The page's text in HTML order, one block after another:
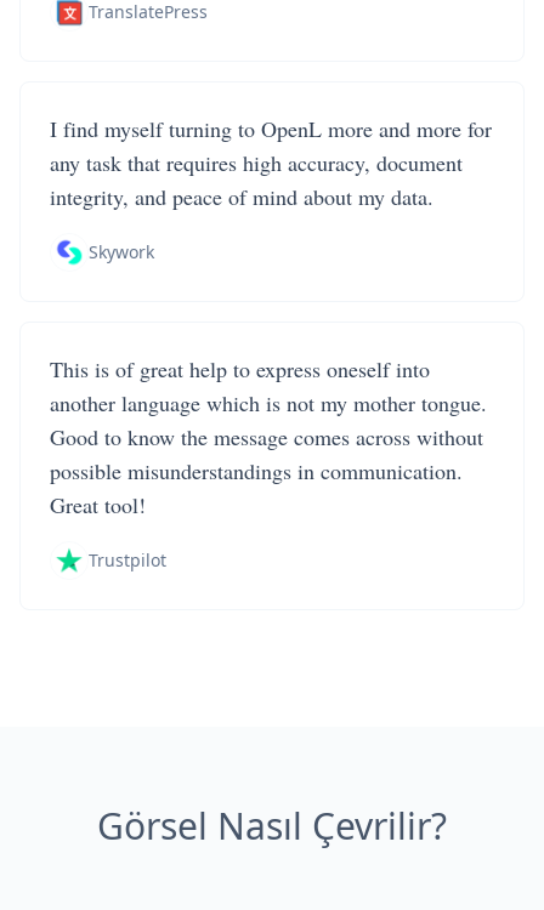
TranslatePress
I find myself turning to OpenL more and more for
any task that requires high accuracy, document
integrity, and peace of mind about my data.
Skywork
This is of great help to express oneself into
another language which is not my mother tongue.
Good to know the message comes across without
possible misunderstandings in communication.
Great tool!
Trustpilot
Görsel Nasıl Çevrilir?